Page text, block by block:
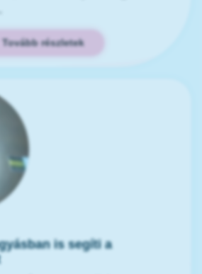
Tovább részletek
is segíti a